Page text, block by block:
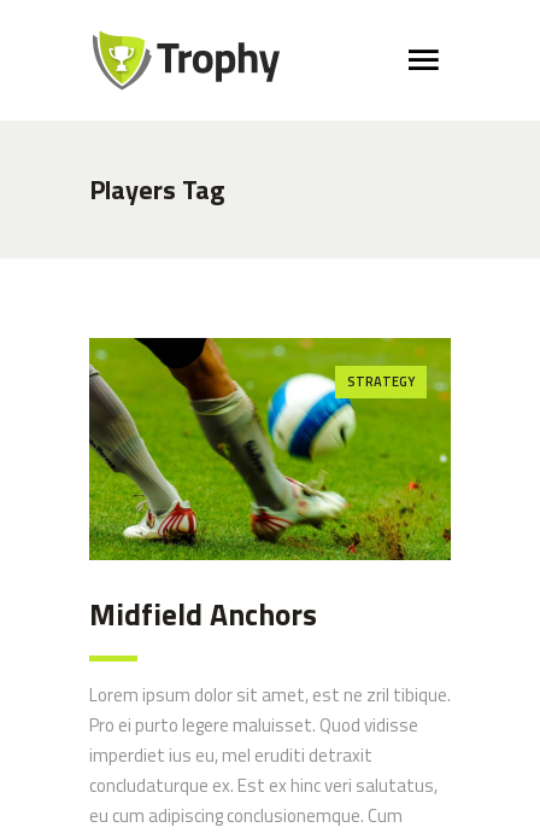
Players Tag
STRATEGY
Midfield Anchors
Lorem ipsum dolor sit amet, est ne zril tibique.
Pro ei purto legere maluisset. Quod vidisse
imperdiet ius eu, mel eruditi detraxit
concludaturque ex. Est ex hinc veri salutatus,
eu cum adipiscing conclusionemque. Cum